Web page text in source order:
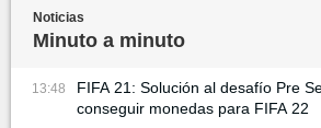
Noticias
Minuto a minuto
13:48
FIFA 21: Solución al desafío Pre
conseguir monedas para FIFA 22